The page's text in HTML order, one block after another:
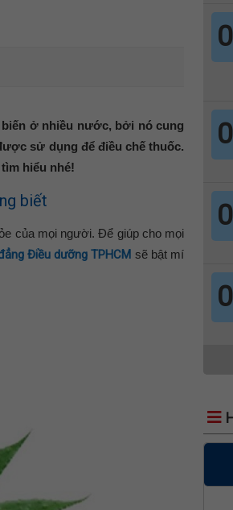
ở nhiều nước, bởi nó cung
sử dụng để điều chế thuốc.
hiểu nhé!
biết
của mọi người. Để giúp cho mọi
Điều dưỡng TPHCM sẽ bật mí